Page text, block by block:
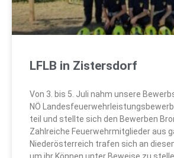
LFLB in Zistersdorf
Von 3. bis 5. Juli nahm unsere
NÖ
teil und stellte sich den Bewerben
Zahlreiche Feuerwehrmitglieder aus
Niederösterreich trafen sich an
um ihr Können unter Beweise zu